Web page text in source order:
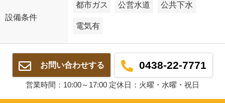
設備条件
都市ガス 公営水道 公共下水
電気有
お問い合わせする 0438-22-7771
営業時間：10:00～17:00 定休日：火曜・水曜・祝日